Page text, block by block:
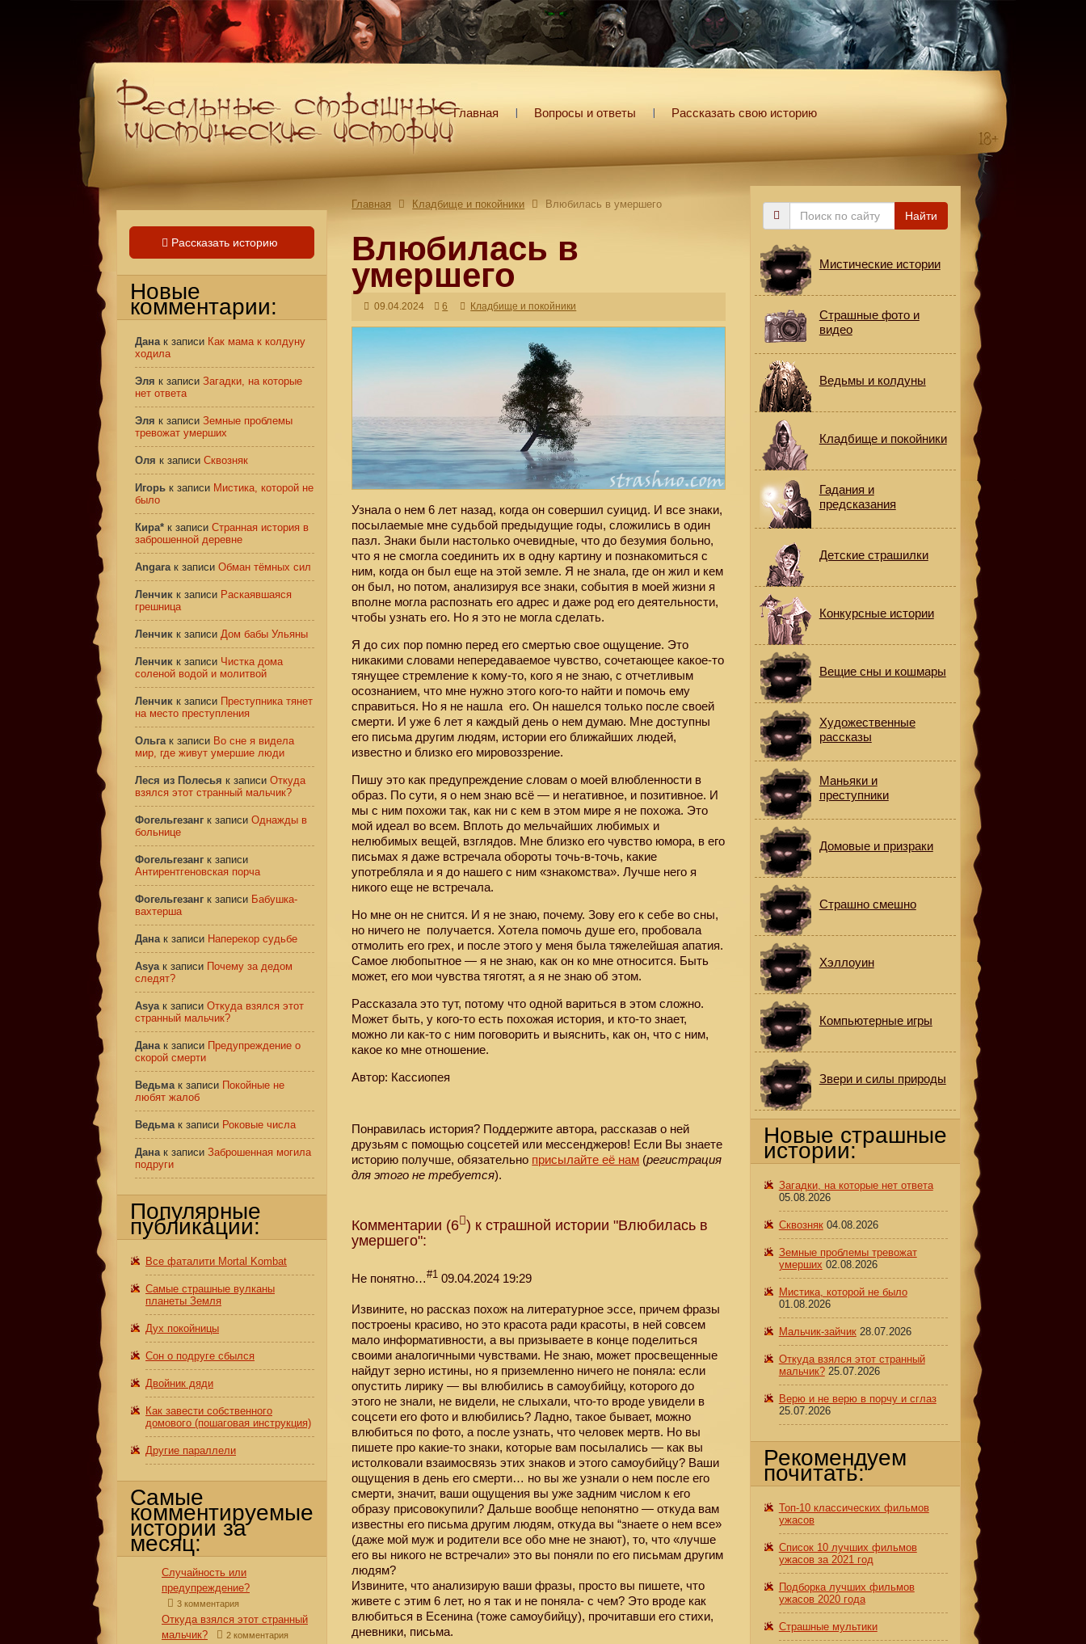
Главная Вопросы и ответы Рассказать свою историю
Главная Кладбище и покойники Влюбилась в умершего
Влюбилась в
умершего
09.04.2024 6 Кладбище и покойники
Узнала о нем 6 лет назад, когда он совершил суицид. И все знаки,
посылаемые мне судьбой предыдущие годы, сложились в один
пазл. Знаки были настолько очевидные, что до безумия больно,
что я не смогла соединить их в одну картину и познакомиться с
ним, когда он был еще на этой земле. Я не знала, где он жил и кем
он был, но потом, анализируя все знаки, события в моей жизни я
вполне могла распознать его адрес и даже род его деятельности,
чтобы узнать его. Но я это не могла сделать.
Я до сих пор помню перед его смертью свое ощущение. Это
никакими словами непередаваемое чувство, сочетающее какое-то
тянущее стремление к кому-то, кого я не знаю, с отчетливым
осознанием, что мне нужно этого кого-то найти и помочь ему
справиться. Но я не нашла его. Он нашелся только после своей
смерти. И уже 6 лет я каждый день о нем думаю. Мне доступны
его письма другим людям, истории его ближайших людей,
известно и близко его мировоззрение.
Пишу это как предупреждение словам о моей влюбленности в
образ. По сути, я о нем знаю всё — и негативное, и позитивное. И
мы с ним похожи так, как ни с кем в этом мире я не похожа. Это
мой идеал во всем. Вплоть до мельчайших любимых и
нелюбимых вещей, взглядов. Мне близко его чувство юмора, в его
письмах я даже встречала обороты точь-в-точь, какие
употребляла и я до нашего с ним «знакомства». Лучше него я
никого еще не встречала.
Но мне он не снится. И я не знаю, почему. Зову его к себе во сны,
но ничего не получается. Хотела помочь душе его, пробовала
отмолить его грех, и после этого у меня была тяжелейшая апатия.
Самое любопытное — я не знаю, как он ко мне относится. Быть
может, его мои чувства тяготят, а я не знаю об этом.
Рассказала это тут, потому что одной вариться в этом сложно.
Может быть, у кого-то есть похожая история, и кто-то знает,
можно ли как-то с ним поговорить и выяснить, как он, что с ним,
какое ко мне отношение.
Автор: Кассиопея
Понравилась история? Поддержите автора, рассказав о ней
друзьям с помощью соцсетей или мессенджеров! Если Вы знаете
историю получше, обязательно присылайте её нам (регистрация
для этого не требуется).
Комментарии (6 ) к страшной истории "Влюбилась в
умершего":
Не понятно…#1 09.04.2024 19:29
Извините, но рассказ похож на литературное эссе, причем фразы
построены красиво, но это красота ради красоты, в ней совсем
мало информативности, а вы призываете в конце поделиться
своими аналогичными чувствами. Не знаю, может просвещенные
найдут зерно истины, но я приземленно ничего не поняла: если
опустить лирику — вы влюбились в самоубийцу, которого до
этого не знали, не видели, не слыхали, что-то вроде увидели в
соцсети его фото и влюбились? Ладно, такое бывает, можно
влюбиться по фото, а после узнать, что человек мертв. Но вы
пишете про какие-то знаки, которые вам посылались — как вы
истолковали взаимосвязь этих знаков и этого самоубийцу? Ваши
ощущения в день его смерти… но вы же узнали о нем после его
смерти, значит, ваши ощущения вы уже задним числом к его
образу присовокупили? Дальше вообще непонятно — откуда вам
известны его письма другим людям, откуда вы “знаете о нем все»
(даже мой муж и родители все обо мне не знают), то, что «лучше
его вы никого не встречали» это вы поняли по его письмам другим
людям?
Извините, что анализирую ваши фразы, просто вы пишете, что
живете с этим 6 лет, но я так и не поняла- с чем? Это вроде как
влюбиться в Есенина (тоже самоубийцу), прочитавши его стихи,
дневники, письма.
Рассказать историю
Новые
комментарии:
Данак записи Как мама к колдуну
ходила
Эля к записи Загадки, на которые
нет ответа
Эля к записи Земные проблемы
тревожат умерших
Оля к записи Сквозняк
Игорь к записи Мистика, которой не
было
Кира* к записи Странная история в
заброшенной деревне
Angaraк записи Обман тёмных сил
Ленчик к записи Раскаявшаяся
грешница
Ленчик к записи Дом бабы Ульяны
Ленчик к записи Чистка дома
соленой водой и молитвой
Ленчик к записи Преступника тянет
на место преступления
Ольгак записи Во сне я видела
мир, где живут умершие люди
Леся из Полесья к записи Откуда
взялся этот странный мальчик?
Фогельгезанг к записи Однажды в
больнице
Фогельгезанг к записи
Антирентгеновская порча
Фогельгезанг к записи Бабушка-
вахтерша
Данак записи Наперекор судьбе
Asyaк записи Почему за дедом
следят?
Asyaк записи Откуда взялся этот
странный мальчик?
Данак записи Предупреждение о
скорой смерти
Ведьмак записи Покойные не
любят жалоб
Ведьмак записи Роковые числа
Данак записи Заброшенная могила
подруги
Популярные
публикации:
Все фаталити Mortal Kombat
Самые страшные вулканы
планеты Земля
Дух покойницы
Сон о подруге сбылся
Двойник дяди
Как завести собственного
домового (пошаговая инструкция)
Другие параллели
Самые
комментируемые
истории за
месяц:
Случайность или
предупреждение?
3 комментария
Откуда взялся этот странный
мальчик?
2 комментария
Поиск
Найти
Мистические истории
Страшные фото и
видео
Ведьмы и колдуны
Кладбище и покойники
Гадания и
предсказания
Детские страшилки
Конкурсные истории
Вещие сны и кошмары
Художественные
рассказы
Маньяки и
преступники
Домовые и призраки
Страшно смешно
Хэллоуин
Компьютерные игры
Звери и силы природы
Новые страшные
истории:
Загадки, на которые нет ответа
05.08.2026
Сквозняк 04.08.2026
Земные проблемы тревожат
умерших 02.08.2026
Мистика, которой не было
01.08.2026
Мальчик-зайчик 28.07.2026
Откуда взялся этот странный
мальчик? 25.07.2026
Верю и не верю в порчу и сглаз
25.07.2026
Рекомендуем
почитать:
Топ-10 классических фильмов
ужасов
Список 10 лучших фильмов
ужасов за 2021 год
Подборка лучших фильмов
ужасов 2020 года
Страшные мультики